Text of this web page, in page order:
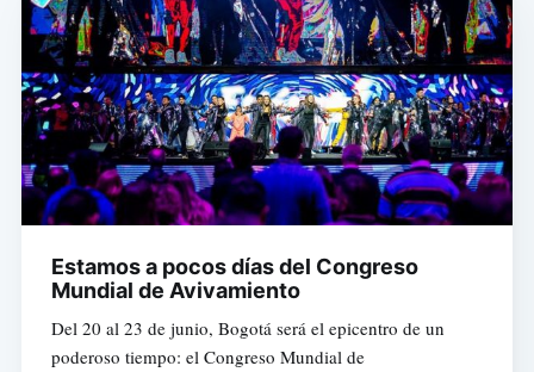
Estamos a pocos días del Congreso
Mundial de Avivamiento
Del 20 al 23 de junio, Bogotá será el epicentro de un
poderoso tiempo: el Congreso Mundial de